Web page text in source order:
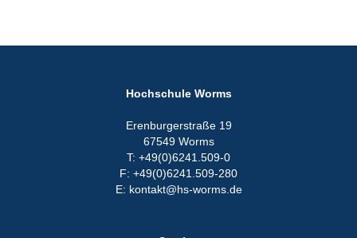
Hochschule Worms
Erenburgerstraße 19
67549 Worms
T: +49(0)6241.509-0
F: +49(0)6241.509-280
E: kontakt@hs-worms.de